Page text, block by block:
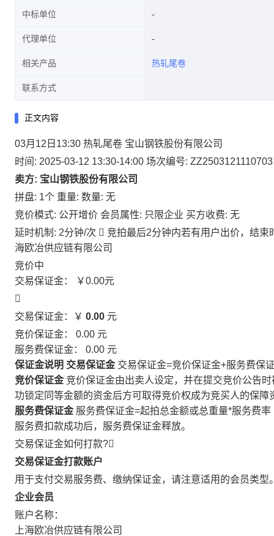
中标单位
代理单位
相关产品 热轧尾卷
联系方式
正文内容
03月12日13:30 热轧尾卷 宝山钢铁股份有限公司
时间: 2025-03-12 13:30-14:00 场次编号: ZZ2503121110703
卖方: 宝山钢铁股份有限公司
拼盘: 1个 重量: 数量: 无
竞价模式: 公开增价 会员属性: 只限企业 买方收费: 无
延时机制: 2分钟/次  竞拍最后2分钟内若有用户出价，结
海欧冶供应链有限公司
竞价中
交易保证金：
￥0.00元

交易保证金：￥ 0.00 元
竞价保证金： 0.00 元
服务费保证金： 0.00 元
保证金说明 交易保证金 交易保证金=竞价保证金+服务费保
竞价保证金 竞价保证金由出卖人设定，并在提交竞价公告
功锁定同等金额的资金后方可取得竞价权成为竞买人的保障
服务费保证金 服务费保证金=起拍总金额或总重量*服务费率
服务费扣款成功后，服务费保证金释放。
交易保证金如何打款?
交易保证金打款账户
用于支付交易服务费、缴纳保证金，请注意适用的会员类型
企业会员
账户名称：
上海欧冶供应链有限公司